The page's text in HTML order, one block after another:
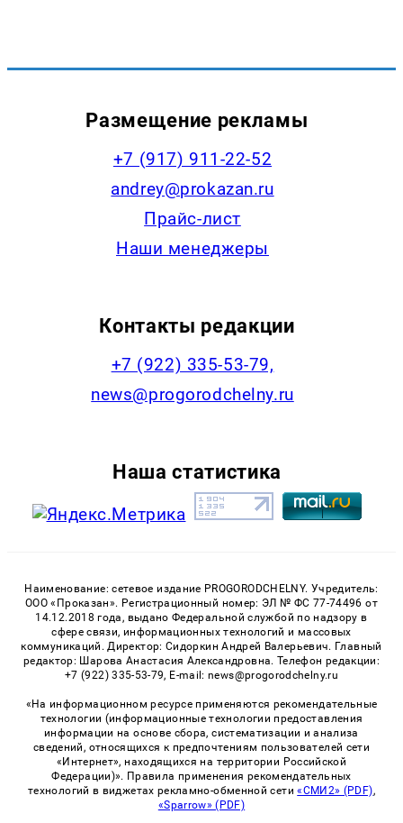
Размещение рекламы
+7 (917) 911-22-52
andrey@prokazan.ru
Прайс-лист
Наши менеджеры
Контакты редакции
+7 (922) 335-53-79,
news@progorodchelny.ru
Наша статистика
Наименование: сетевое издание PROGORODCHELNY. Учредитель:
ООО «Проказан». Регистрационный номер: ЭЛ № ФС 77-74496 от
14.12.2018 года, выдано Федеральной службой по надзору в
сфере связи, информационных технологий и массовых
коммуникаций. Директор: Сидоркин Андрей Валерьевич. Главный
редактор: Шарова Анастасия Александровна. Телефон редакции:
+7 (922) 335-53-79, E-mail: news@progorodchelny.ru
«На информационном ресурсе применяются рекомендательные
технологии (информационные технологии предоставления
информации на основе сбора, систематизации и анализа
сведений, относящихся к предпочтениям пользователей сети
«Интернет», находящихся на территории Российской
Федерации)». Правила применения рекомендательных
технологий в виджетах рекламно-обменной сети«СМИ2» (PDF),
«Sparrow» (PDF)